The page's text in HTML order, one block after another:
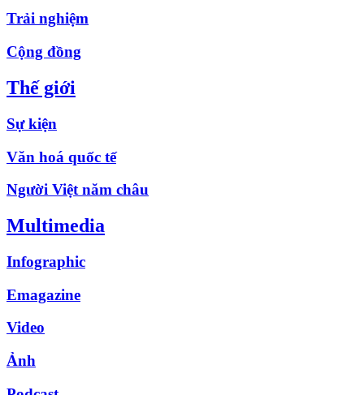
Trải nghiệm
Cộng đồng
Thế giới
Sự kiện
Văn hoá quốc tế
Người Việt năm châu
Multimedia
Infographic
Emagazine
Video
Ảnh